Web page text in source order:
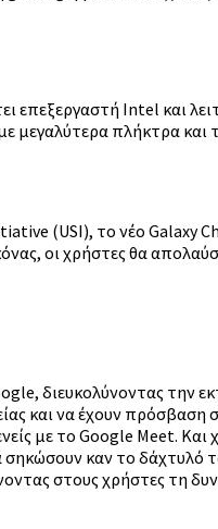
επεξεργαστή Intel και
μεγαλύτερα πλήκτρα
(USI), το νέο Galaxy
οι χρήστες θα
διευκολύνοντας την
και να έχουν
με το Google Meet.
σηκώσουν καν το
στους χρήστες τη